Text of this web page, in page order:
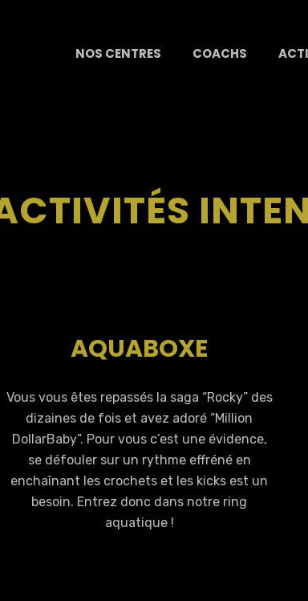
NOS CENTRES COACHS
AQUABOXE
Vous vous êtes repassés la saga “Rocky” des
dizaines de fois et avez adoré “Million
DollarBaby”. Pour vous c’est une évidence,
se défouler sur un rythme effréné en
enchaînant les crochets et les kicks est un
besoin. Entrez donc dans notre ring
aquatique !